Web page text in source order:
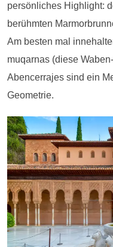
persönliches Highlight:
berühmten
Am besten mal
muqarnas (diese
Abencerrajes sind ein
Geometrie.